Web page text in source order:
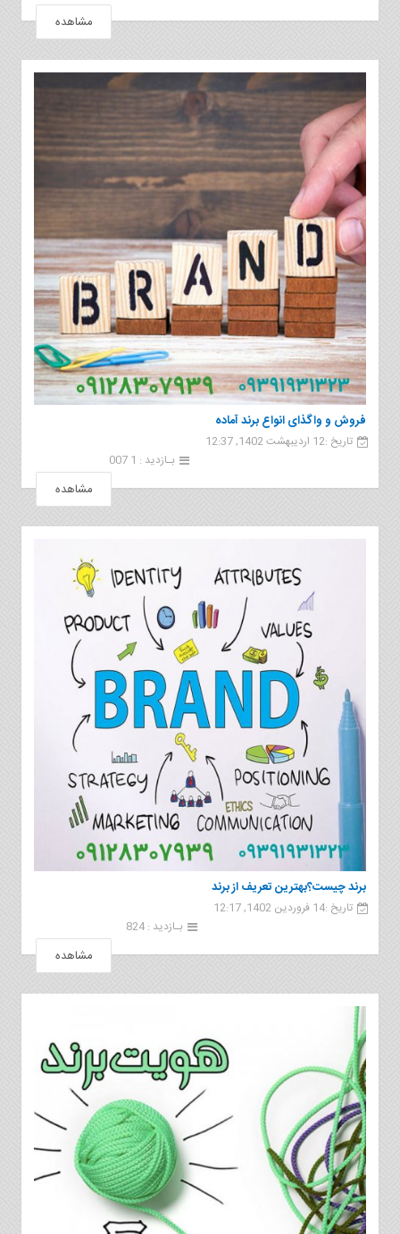
مشاهده
فروش و واگذای انواع برند آماده
تاریخ :12 اردیبهشت 1402, 12:37
بـازدید : 1 007
مشاهده
برند چیست؟بهترین تعریف از برند
تاریخ :14 فروردین 1402, 12:17
بـازدید : 824
مشاهده